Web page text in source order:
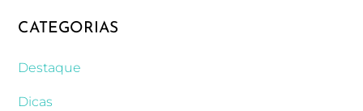
CATEGORIAS
Destaque
Dicas